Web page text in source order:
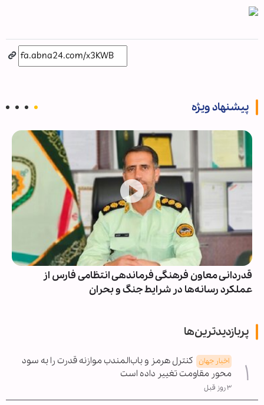
پیشنهاد ویژه
قدردانی معاون فرهنگی فرماندهی انتظامی فارس از
عملکرد رسانه‌ها در شرایط جنگ و بحران
پربازدیدترین‌ها
اخبار جهان کنترل هرمز و باب‌المندب موازنه قدرت را به سود
محور مقاومت تغییر داده است
۳ روز قبل